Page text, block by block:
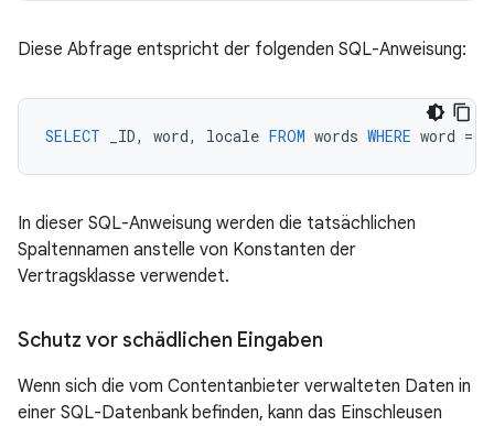
Diese Abfrage entspricht der folgenden SQL-Anweisung:
SELECT _ID, word, locale FROM words WHERE word =
In dieser SQL-Anweisung werden die tatsächlichen
Spaltennamen anstelle von Konstanten der
Vertragsklasse verwendet.
Schutz vor schädlichen Eingaben
Wenn sich die vom Contentanbieter verwalteten Daten in
einer SQL-Datenbank befinden, kann das Einschleusen